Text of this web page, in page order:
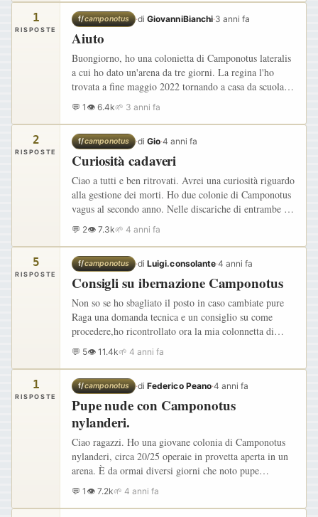
1
RISPOSTE
f/camponotus ·diGiovanniBianchi·3 anni fa
Aiuto
Buongiorno, ho una colonietta di Camponotus lateralis
a cui ho dato un'arena da tre giorni. La regina l'ho
trovata a fine maggio 2022 tornando a casa da scuola
(circa 14:45). Nell'arena ho inserito metà di un
chicco…
💬 1 👁 6.4k🌱 3 anni fa
2
RISPOSTE
f/camponotus ·diGio·4 anni fa
Curiosità cadaveri
Ciao a tutti e ben ritrovati. Avrei una curiosità riguardo
alla gestione dei morti. Ho due colonie di Camponotus
vagus al secondo anno. Nelle discariche di entrambe le
colonie non ho mai visto i corpi di eventuali…
💬 2👁 7.3k🌱 4 anni fa
5
RISPOSTE
f/camponotus ·diLuigi.consolante·4 anni fa
Consigli su ibernazione Camponotus
Non so se ho sbagliato il posto in caso cambiate pure
Raga una domanda tecnica e un consiglio su come
procedere,ho ricontrollato ora la mia colonnetta di
Camponotus lateralis che conta una 20 di operaie e la
regina di…
💬 5👁 11.4k🌱 4 anni fa
1
RISPOSTE
f/camponotus ·diFederico Peano·4 anni fa
Pupe nude con Camponotus
nylanderi.
Ciao ragazzi. Ho una giovane colonia di Camponotus
nylanderi, circa 20/25 operaie in provetta aperta in un
arena. È da ormai diversi giorni che noto pupe
completamente nude. Inizialmente le pupe erano
abbastanza…
💬 1 👁 7.2k🌱 4 anni fa